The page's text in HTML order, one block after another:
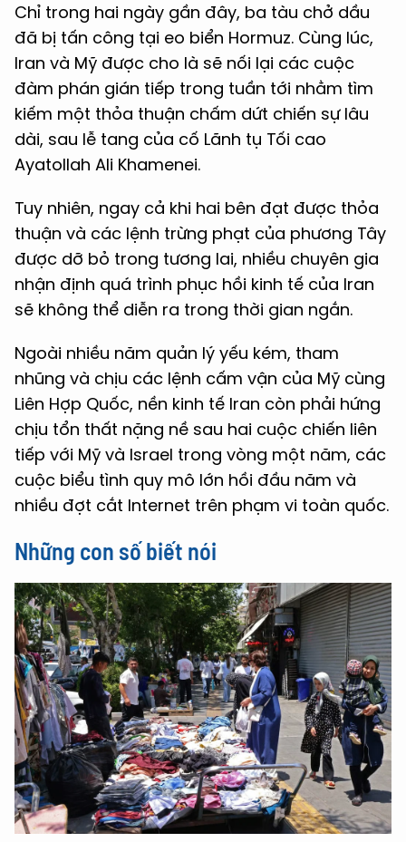
Chỉ trong hai ngày gần đây, ba tàu chở dầu
đã bị tấn công tại eo biển Hormuz. Cùng lúc,
Iran và Mỹ được cho là sẽ nối lại các cuộc
đàm phán gián tiếp trong tuần tới nhằm tìm
kiếm một thỏa thuận chấm dứt chiến sự lâu
dài, sau lễ tang của cố Lãnh tụ Tối cao
Ayatollah Ali Khamenei.
Tuy nhiên, ngay cả khi hai bên đạt được thỏa
thuận và các lệnh trừng phạt của phương Tây
được dỡ bỏ trong tương lai, nhiều chuyên gia
nhận định quá trình phục hồi kinh tế của Iran
sẽ không thể diễn ra trong thời gian ngắn.
Ngoài nhiều năm quản lý yếu kém, tham
nhũng và chịu các lệnh cấm vận của Mỹ cùng
Liên Hợp Quốc, nền kinh tế Iran còn phải hứng
chịu tổn thất nặng nề sau hai cuộc chiến liên
tiếp với Mỹ và Israel trong vòng một năm, các
cuộc biểu tình quy mô lớn hồi đầu năm và
nhiều đợt cắt Internet trên phạm vi toàn quốc.
Những con số biết nói